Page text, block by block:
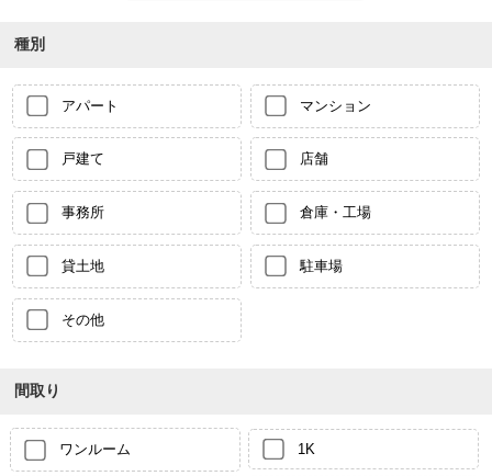
種別
アパート マンション
戸建て 店舗
事務所 倉庫・工場
貸土地 駐車場
その他
間取り
ワンルーム 1K